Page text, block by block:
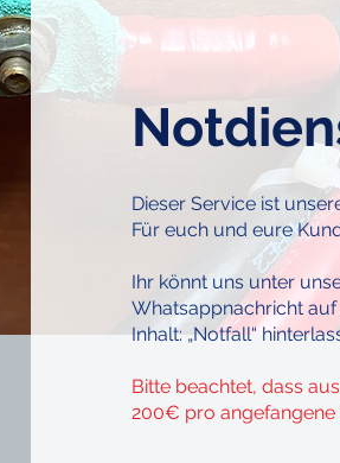
Dieser Service ist
Für euch und eure
Ihr könnt uns unter
Whatsappnachricht
Inhalt: „Notfall“
Bitte beachtet, dass
200€ pro angefangene